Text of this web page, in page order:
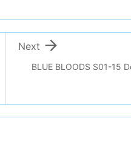
BLUE BLOODS S01-15

Next